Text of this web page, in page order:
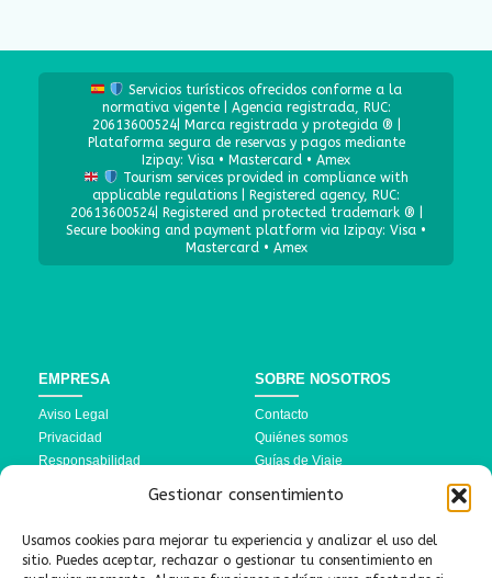
Gestionar consentimiento
Usamos cookies para mejorar tu experiencia y analizar el uso del
sitio. Puedes aceptar, rechazar o gestionar tu consentimiento en
Servicios turísticos ofrecidos conforme a la
normativa vigente | Agencia registrada, RUC:
20613600524| Marca registrada y protegida ® |
Plataforma segura de reservas y pagos mediante
Izipay: Visa • Mastercard • Amex
Tourism services provided in compliance with
applicable regulations | Registered agency, RUC:
20613600524| Registered and protected trademark ® |
Secure booking and payment platform via Izipay: Visa •
Mastercard • Amex
EMPRESA
Aviso Legal
Privacidad
Responsabilidad
SOBRE NOSOTROS
Contacto
Quiénes somos
Guías de Viaje
DESTINOS SÍGUENOS AQUÍ